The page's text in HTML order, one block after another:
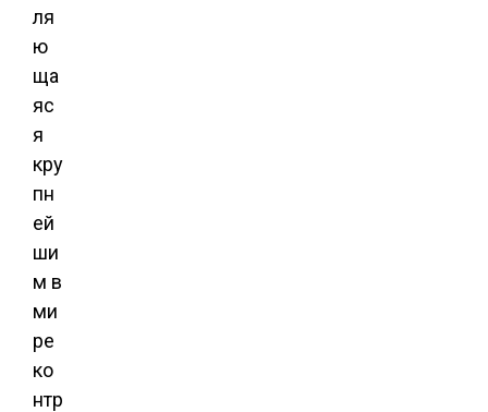
ля
ю
ща
яс
я
кру
пн
ей
ши
м в
ми
ре
ко
нтр